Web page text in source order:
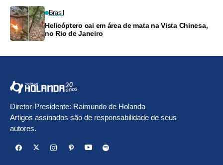
Brasil
Helicóptero cai em área de mata na Vista Chinesa,
no Rio de Janeiro
Diretor-Presidente: Raimundo de Holanda
Artigos assinados são de responsabilidade de seus
autores.